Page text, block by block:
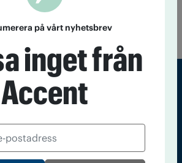
Atlet utmanar alla medlemmar att göra
tidning om droger och nykterhet
A4, Bondegatan 21, 116 33 Stockholm
accent@iogt.se
på vårt nyhetsbrev
inget från
Accent